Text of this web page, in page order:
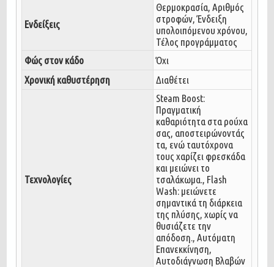
Ενδείξεις
Θερμοκρασία, Αριθμός
στροφών, Ένδειξη
υπολοιπόμενου χρόνου,
Τέλος προγράμματος
Φώς στον κάδο
Όχι
Χρονική καθυστέρηση
Διαθέτει
Τεχνολογίες
Steam Boost:
Πραγματική
καθαριότητα στα ρούχα
σας, αποστειρώνοντάς
τα, ενώ ταυτόχρονα
τους χαρίζει φρεσκάδα
και μειώνει το
τσαλάκωμα., Flash
Wash: μειώνετε
σημαντικά τη διάρκεια
της πλύσης, χωρίς να
θυσιάζετε την
απόδοση., Αυτόματη
Επανεκκίνηση,
Αυτοδιάγνωση Βλαβών